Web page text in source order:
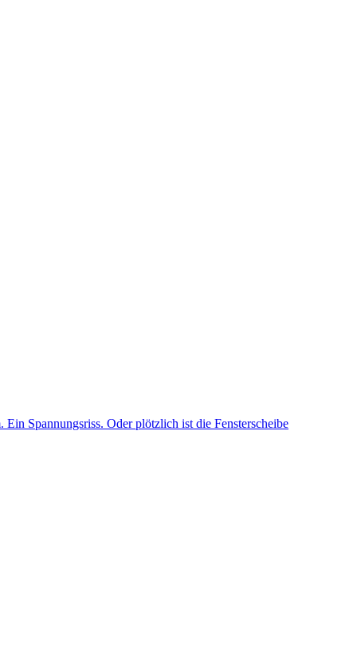
Spannungsriss. Oder plötzlich ist die Fensterscheibe